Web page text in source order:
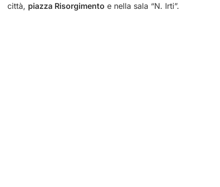
città, piazza Risorgimento e nella sala “N. Irti”.